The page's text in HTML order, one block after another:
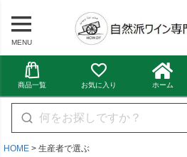
MENU
商品一覧 お気に入り ホーム
HOME 生産者で選ぶ